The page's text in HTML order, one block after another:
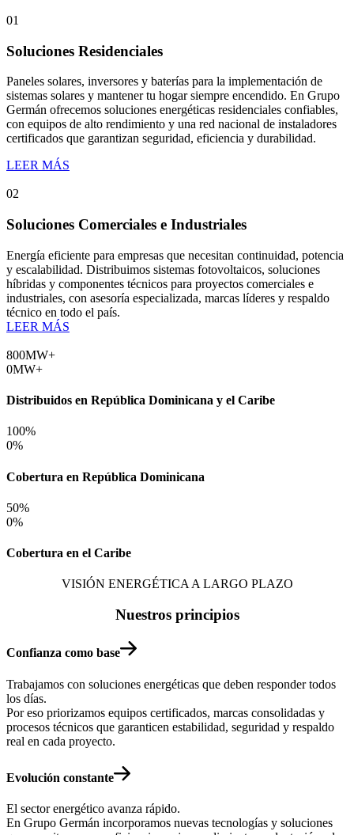
01
Soluciones Residenciales
Paneles solares, inversores y baterías para la implementación de
sistemas solares y mantener tu hogar siempre encendido. En Grupo
Germán ofrecemos soluciones energéticas residenciales confiables,
con equipos de alto rendimiento y una red nacional de instaladores
certificados que garantizan seguridad, eficiencia y durabilidad.
LEER MÁS
02
Soluciones Comerciales e Industriales
Energía eficiente para empresas que necesitan continuidad, potencia
y escalabilidad. Distribuimos sistemas fotovoltaicos, soluciones
híbridas y componentes técnicos para proyectos comerciales e
industriales, con asesoría especializada, marcas líderes y respaldo
técnico en todo el país.
LEER MÁS
800MW+
0MW+
Distribuidos en República Dominicana y el Caribe
100%
0%
Cobertura en República Dominicana
50%
0%
Cobertura en el Caribe
VISIÓN ENERGÉTICA A LARGO PLAZO
Nuestros principios
Confianza como base
Trabajamos con soluciones energéticas que deben responder todos
los días.
Por eso priorizamos equipos certificados, marcas consolidadas y
procesos técnicos que garanticen estabilidad, seguridad y respaldo
real en cada proyecto.
Evolución constante
El sector energético avanza rápido.
En Grupo Germán incorporamos nuevas tecnologías y soluciones